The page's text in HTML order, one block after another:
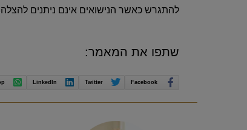
להתגרש כאשר הנישואים אינם ניתנים
שתפו את המאמר:
Facebook
Twitter
LinkedIn